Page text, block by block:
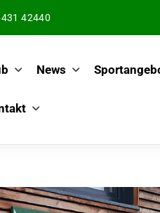
42440
News